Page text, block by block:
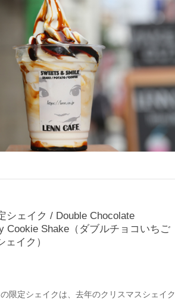
シェイク / Double Chocolate
Cookie Shake（ダブルチョコいちご
ェイク）
限定シェイクは、去年のクリスマスシェイク